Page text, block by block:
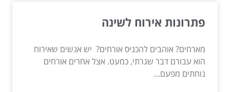
פתרונות אירוח לשינה
מארחים? אוהבים להכניס אורחים? יש אנשים שאירוח
הוא עבורם דבר שגרתי, כמעט. אצל אחרים אורחים
נוחתים מפעם...